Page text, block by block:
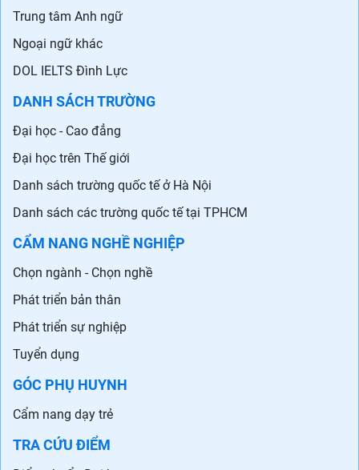
Trung tâm Anh ngữ
Ngoại ngữ khác
DOL IELTS Đình Lực
DANH SÁCH TRƯỜNG
Đại học - Cao đẳng
Đại học trên Thế giới
Danh sách trường quốc tế ở Hà Nội
Danh sách các trường quốc tế tại TPHCM
CẨM NANG NGHỀ NGHIỆP
Chọn ngành - Chọn nghề
Phát triển bản thân
Phát triển sự nghiệp
Tuyển dụng
GÓC PHỤ HUYNH
Cẩm nang dạy trẻ
TRA CỨU ĐIỂM